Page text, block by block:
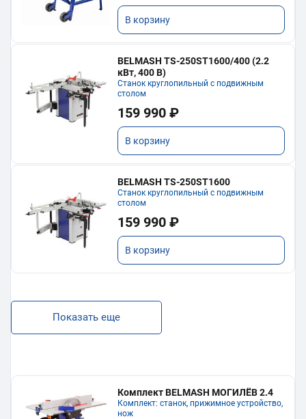
В корзину
BELMASH TS-250ST1600/400 (2.2
кВт, 400 В)
Станок круглопильный с подвижным
столом
159 990 ₽
В корзину
BELMASH TS-250ST1600
Станок круглопильный с подвижным
столом
159 990 ₽
В корзину
Показать еще
Комплект BELMASH МОГИЛЁВ 2.4
Комплект: станок, прижимное устройство,
нож